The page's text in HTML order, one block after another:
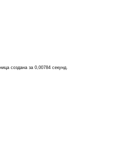
создана за 0,00784 секунд.